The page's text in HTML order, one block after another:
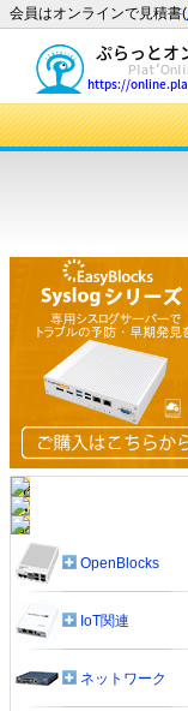
会員はオンラインで見積書(
OpenBlocks
IoT関連
ネットワーク